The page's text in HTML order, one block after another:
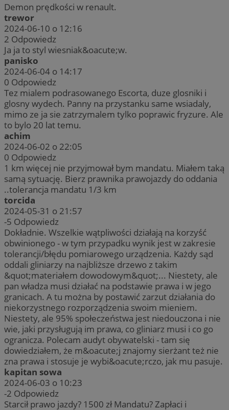
Demon prędkości w renault.
trewor
2024-06-10 o 12:16
2 Odpowiedz
Ja ja to styl wiesniak&oacute;w.
panisko
2024-06-04 o 14:17
0 Odpowiedz
Tez mialem podrasowanego Escorta, duze glosniki i
glosny wydech. Panny na przystanku same wsiadaly,
mimo ze ja sie zatrzymalem tylko poprawic fryzure. Ale
to bylo 20 lat temu.
achim
2024-06-02 o 22:05
0 Odpowiedz
1 km więcej nie przyjmował bym mandatu. Miałem taką
samą sytuację. Bierz prawnika prawojazdy do oddania
..tolerancja mandatu 1/3 km
torcida
2024-05-31 o 21:57
-5 Odpowiedz
Dokładnie. Wszelkie wątpliwości działają na korzyść
obwinionego - w tym przypadku wynik jest w zakresie
tolerancji/błędu pomiarowego urządzenia. Każdy sąd
oddali gliniarzy na najbliższe drzewo z takim
&quot;materiałem dowodowym&quot;... Niestety, ale
pan władza musi działać na podstawie prawa i w jego
granicach. A tu można by postawić zarzut działania do
niekorzystnego rozporządzenia swoim mieniem.
Niestety, ale 95% społeczeństwa jest niedouczona i nie
wie, jaki przysługują im prawa, co gliniarz musi i co go
ogranicza. Polecam audyt obywatelski - tam się
dowiedziałem, że m&oacute;j znajomy sierżant też nie
zna prawa i stosuje je wybi&oacute;rczo, jak mu pasuje.
kapitan sowa
2024-06-03 o 10:23
-2 Odpowiedz
Starcił prawo jazdy? 1500 zł Mandatu? Zapłaci i